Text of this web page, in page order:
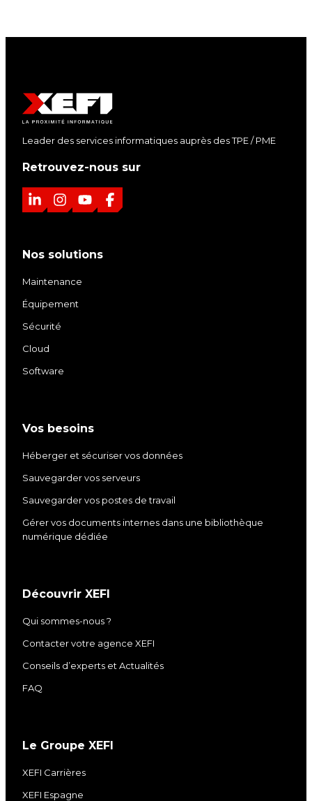
Leader des services informatiques auprès des TPE / PME
Retrouvez-nous sur
L
k
e
n
I
t
a
a
Y
T
F
Nos solutions
Maintenance
Équipement
Sécurité
Cloud
Software
Vos besoins
Héberger et sécuriser vos données
Sauvegarder vos serveurs
Sauvegarder vos postes de travail
Gérer vos documents internes dans une bibliothèque
numérique dédiée
Découvrir XEFI
Qui sommes-nous ?
Contacter votre agence XEFI
Conseils d’experts et Actualités
FAQ
Le Groupe XEFI
XEFI Carrières
XEFI Espagne